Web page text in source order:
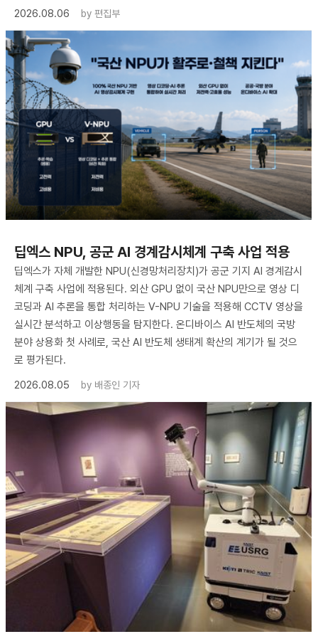
2026.08.06
by 편집부
딥엑스 NPU, 공군 AI 경계감시체계 구축 사업 적용
딥엑스가 자체 개발한 NPU(신경망처리장치)가 공군 기지 AI 경계감시
체계 구축 사업에 적용된다. 외산 GPU 없이 국산 NPU만으로 영상 디
코딩과 AI 추론을 통합 처리하는 V-NPU 기술을 적용해 CCTV 영상을
실시간 분석하고 이상행동을 탐지한다. 온디바이스 AI 반도체의 국방
분야 상용화 첫 사례로, 국산 AI 반도체 생태계 확산의 계기가 될 것으
로 평가된다.
2026.08.05
by 배종인 기자